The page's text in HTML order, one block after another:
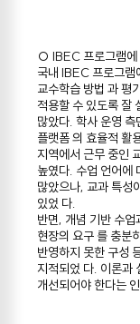
○ IBEC 프로그램에
국내 IBEC 프로그램
교수학습 방법 과 평
적용할 수 있도록 잘
많았다. 학사 운영
플랫폼 의 효율적 활
지역에서 근무 중인
높였다. 수업 언어에
많았으나, 교과 특성
있었 다.
반면, 개념 기반 수
현장의 요구 를 충분
반영하지 못한 구성
지적되었 다. 이론과
개선되어야 한다는